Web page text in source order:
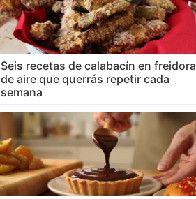
Seis recetas de calabacín en freidora
de aire que querrás repetir cada
semana